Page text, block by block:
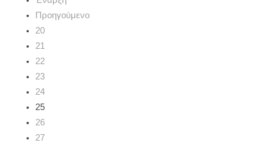
Προηγούμενο
20
21
22
23
24
25
26
27